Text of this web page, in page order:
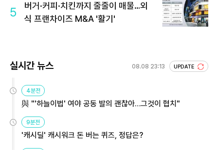
5
버거·커피·치킨까지 줄줄이 매물…외
식 프랜차이즈 M&A '활기'
실시간 뉴스 08.08 23:13 UPDATE
4분전
與 "'하늘이법' 여야 공동 발의 괜찮아…그것이 협치"
9분전
'캐시딜' 캐시워크 돈 버는 퀴즈, 정답은?